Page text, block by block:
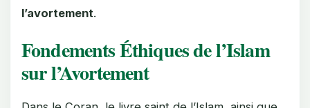
l’avortement.
Fondements Éthiques de l’Islam
sur l’Avortement